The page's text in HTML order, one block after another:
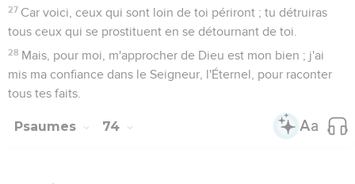
au milieu de la terre.
13 Tu as fendu la mer par ta puissance, tu as brisé les têtes
des monstres sur les eaux ;
14 Tu as écrasé les têtes du léviathan, tu l'as donné pour
pâture au peuple, -aux bêtes du désert.
Tu as fait sortir la source et le torrent ; tu as séché les